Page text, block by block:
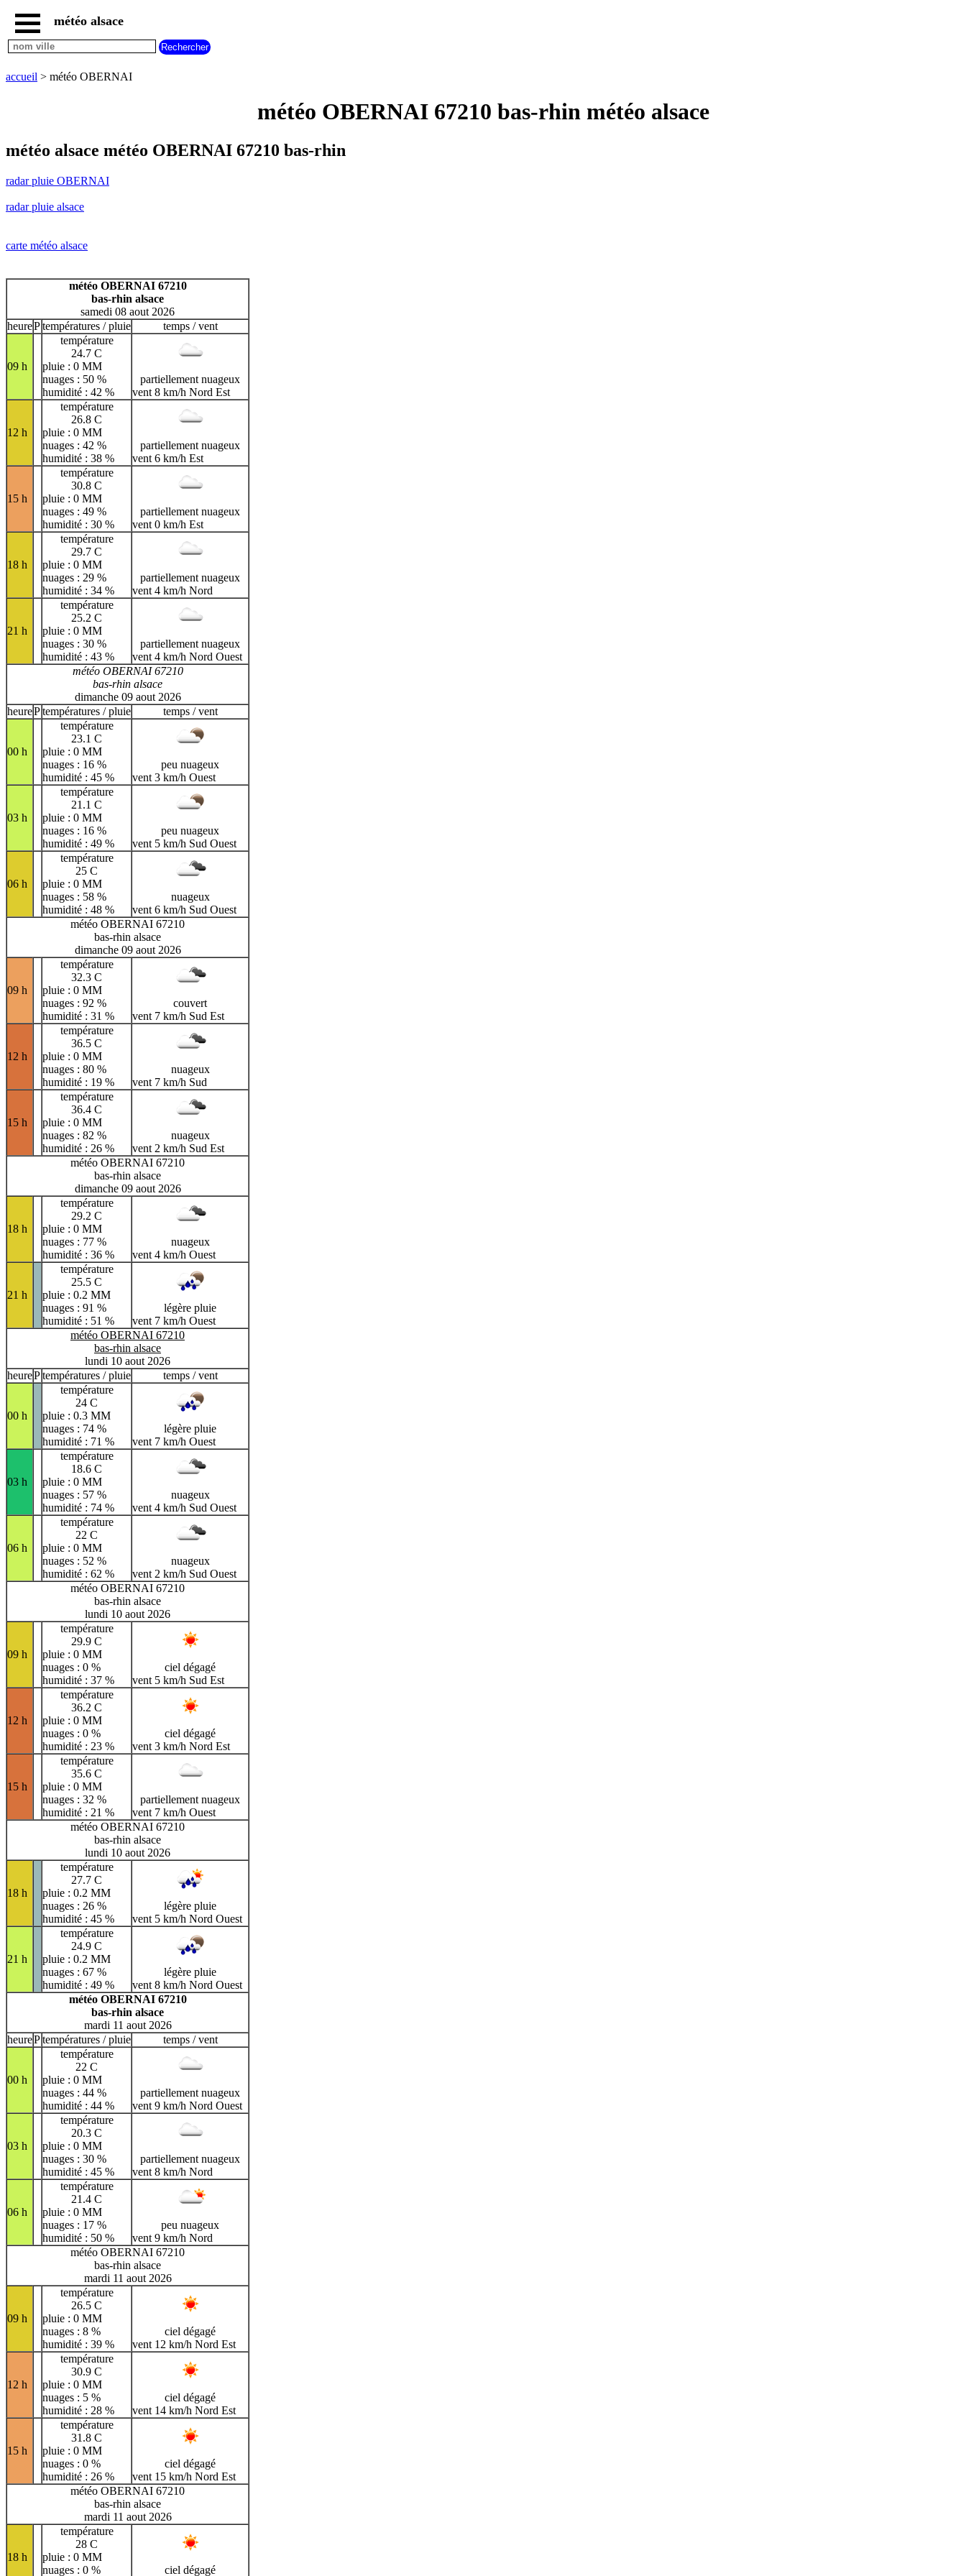
accueil
radar
OBERNAI
radar
pluie
carte
météo
france
villes
F
G
H
I J K L M
N
R S T
U
V
W X Y Z
météo alsace
accueil > météo OBERNAI
météo OBERNAI 67210 bas-rhin météo alsace
météo alsace météo OBERNAI 67210 bas-rhin
radar pluie OBERNAI
radar pluie alsace
carte météo alsace
météo OBERNAI 67210
bas-rhin alsace
samedi 08 aout 2026
heurePtempératures / pluie temps / vent
09 h
température
24.7 C
pluie : 0 MM
nuages : 50 %
humidité : 42 %
partiellement nuageux
vent 8 km/h Nord Est
12 h
température
26.8 C
pluie : 0 MM
nuages : 42 %
humidité : 38 %
partiellement nuageux
vent 6 km/h Est
15 h
température
30.8 C
pluie : 0 MM
nuages : 49 %
humidité : 30 %
partiellement nuageux
vent 0 km/h Est
18 h
température
29.7 C
pluie : 0 MM
nuages : 29 %
humidité : 34 %
partiellement nuageux
vent 4 km/h Nord
21 h
température
25.2 C
pluie : 0 MM
nuages : 30 %
humidité : 43 %
partiellement nuageux
vent 4 km/h Nord Ouest
météo OBERNAI 67210
bas-rhin alsace
dimanche 09 aout 2026
heurePtempératures / pluie temps / vent
00 h
température
23.1 C
pluie : 0 MM
nuages : 16 %
humidité : 45 %
peu nuageux
vent 3 km/h Ouest
03 h
température
21.1 C
pluie : 0 MM
nuages : 16 %
humidité : 49 %
peu nuageux
vent 5 km/h Sud Ouest
06 h
température
25 C
pluie : 0 MM
nuages : 58 %
humidité : 48 %
nuageux
vent 6 km/h Sud Ouest
météo OBERNAI 67210
bas-rhin alsace
dimanche 09 aout 2026
09 h
température
32.3 C
pluie : 0 MM
nuages : 92 %
humidité : 31 %
couvert
vent 7 km/h Sud Est
12 h
température
36.5 C
pluie : 0 MM
nuages : 80 %
humidité : 19 %
nuageux
vent 7 km/h Sud
15 h
température
36.4 C
pluie : 0 MM
nuages : 82 %
humidité : 26 %
nuageux
vent 2 km/h Sud Est
météo OBERNAI 67210
bas-rhin alsace
dimanche 09 aout 2026
18 h
température
29.2 C
pluie : 0 MM
nuages : 77 %
humidité : 36 %
nuageux
vent 4 km/h Ouest
21 h
température
25.5 C
pluie : 0.2 MM
nuages : 91 %
humidité : 51 %
légère pluie
vent 7 km/h Ouest
météo OBERNAI 67210
bas-rhin alsace
lundi 10 aout 2026
heurePtempératures / pluie temps / vent
00 h
température
24 C
pluie : 0.3 MM
nuages : 74 %
humidité : 71 %
légère pluie
vent 7 km/h Ouest
03 h
température
18.6 C
pluie : 0 MM
nuages : 57 %
humidité : 74 %
nuageux
vent 4 km/h Sud Ouest
06 h
température
22 C
pluie : 0 MM
nuages : 52 %
humidité : 62 %
nuageux
vent 2 km/h Sud Ouest
météo OBERNAI 67210
bas-rhin alsace
lundi 10 aout 2026
09 h
température
29.9 C
pluie : 0 MM
nuages : 0 %
humidité : 37 %
ciel dégagé
vent 5 km/h Sud Est
12 h
température
36.2 C
pluie : 0 MM
nuages : 0 %
humidité : 23 %
ciel dégagé
vent 3 km/h Nord Est
15 h
température
35.6 C
pluie : 0 MM
nuages : 32 %
humidité : 21 %
partiellement nuageux
vent 7 km/h Ouest
météo OBERNAI 67210
bas-rhin alsace
lundi 10 aout 2026
18 h
température
27.7 C
pluie : 0.2 MM
nuages : 26 %
humidité : 45 %
légère pluie
vent 5 km/h Nord Ouest
21 h
température
24.9 C
pluie : 0.2 MM
nuages : 67 %
humidité : 49 %
légère pluie
vent 8 km/h Nord Ouest
météo OBERNAI 67210
bas-rhin alsace
mardi 11 aout 2026
heurePtempératures / pluie temps / vent
00 h
température
22 C
pluie : 0 MM
nuages : 44 %
humidité : 44 %
partiellement nuageux
vent 9 km/h Nord Ouest
03 h
température
20.3 C
pluie : 0 MM
nuages : 30 %
humidité : 45 %
partiellement nuageux
vent 8 km/h Nord
06 h
température
21.4 C
pluie : 0 MM
nuages : 17 %
humidité : 50 %
peu nuageux
vent 9 km/h Nord
météo OBERNAI 67210
bas-rhin alsace
mardi 11 aout 2026
09 h
température
26.5 C
pluie : 0 MM
nuages : 8 %
humidité : 39 %
ciel dégagé
vent 12 km/h Nord Est
12 h
température
30.9 C
pluie : 0 MM
nuages : 5 %
humidité : 28 %
ciel dégagé
vent 14 km/h Nord Est
15 h
température
31.8 C
pluie : 0 MM
nuages : 0 %
humidité : 26 %
ciel dégagé
vent 15 km/h Nord Est
météo OBERNAI 67210
bas-rhin alsace
mardi 11 aout 2026
18 h
température
28 C
pluie : 0 MM
nuages : 0 %
ciel dégagé